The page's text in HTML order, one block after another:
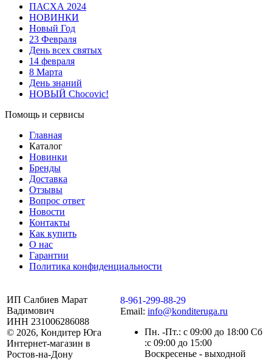
ПАСХА 2024
НОВИНКИ
Новый Год
23 Февраля
День всех святых
14 февраля
8 Марта
День знаний
НОВЫЙ Chocovic!
Помощь и сервисы
Главная
Каталог
Новинки
Бренды
Доставка
Отзывы
Вопрос ответ
Новости
Контакты
Как купить
О нас
Гарантии
Политика конфиденциальности
ИП Салбиев Марат
Вадимович
ИНН 231006286088
© 2026, Кондитер Юга
Интернет-магазин в
Ростов-на-Дону
8-961-299-88-29
Email: info@konditeruga.ru
Пн. -Пт.: с 09:00 до 18:00 Сб
:с 09:00 до 15:00
Воскресенье - выходной